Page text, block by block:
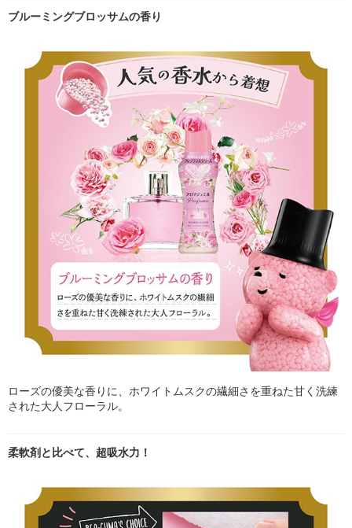
ブルーミングブロッサムの香り
ローズの優美な香りに、ホワイトムスクの繊細さを重ねた甘く洗練
された大人フローラル。
柔軟剤と比べて、超吸水力！